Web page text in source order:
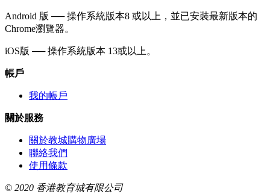
Android 版 ── 操作系統版本8 或以上，並已安裝最新版本的
Chrome瀏覽器。
iOS版 ── 操作系統版本 13或以上。
帳戶
我的帳戶
關於服務
關於教城購物廣場
聯絡我們
使用條款
© 2020 香港教育城有限公司